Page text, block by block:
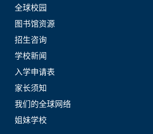
全球校园
图书馆资源
招生咨询
学校新闻
入学申请表
家长须知
我们的全球网络
姐妹学校